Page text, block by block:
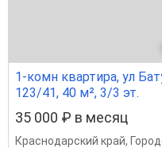
1-комн квартира, ул
123/41, 40 м², 3/3 эт.
35 000 ₽ в месяц
Краснодарский край,